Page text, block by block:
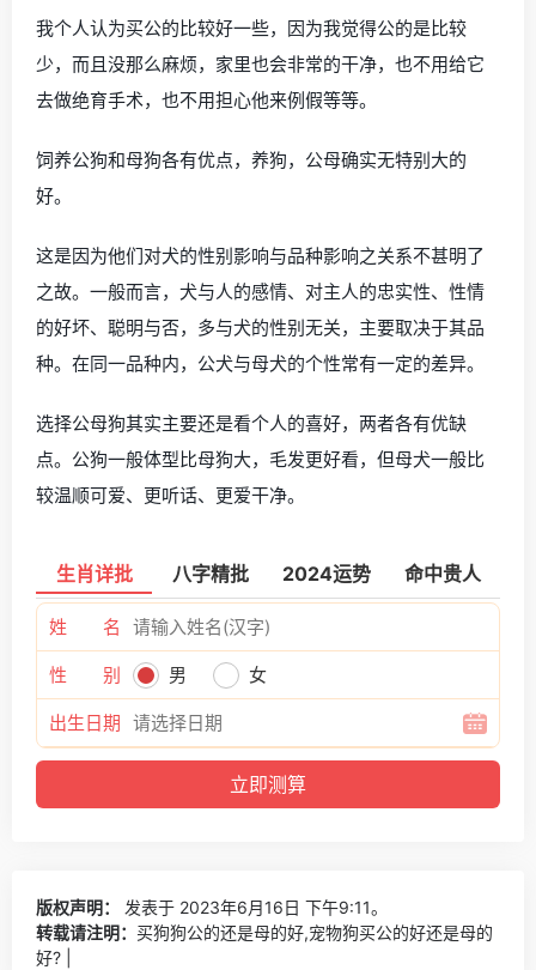
我个人认为买公的比较好一些，因为我觉得公的是比较
少，而且没那么麻烦，家里也会非常的干净，也不用给它
去做绝育手术，也不用担心他来例假等等。
饲养公狗和母狗各有优点，养狗，公母确实无特别大的
好。
这是因为他们对犬的性别影响与品种影响之关系不甚明了
之故。一般而言，犬与人的感情、对主人的忠实性、性情
的好坏、聪明与否，多与犬的性别无关，主要取决于其品
种。在同一品种内，公犬与母犬的个性常有一定的差异。
选择公母狗其实主要还是看个人的喜好，两者各有优缺
点。公狗一般体型比母狗大，毛发更好看，但母犬一般比
较温顺可爱、更听话、更爱干净。
生肖详批 八字精批 2024运势 命中贵人
姓 名
性 别 男 女
出生日期
版权声明：
发表于 2023年6月16日 下午9:11。
转载请注明： 买狗狗公的还是母的好,宠物狗买公的好还是母的
好? |